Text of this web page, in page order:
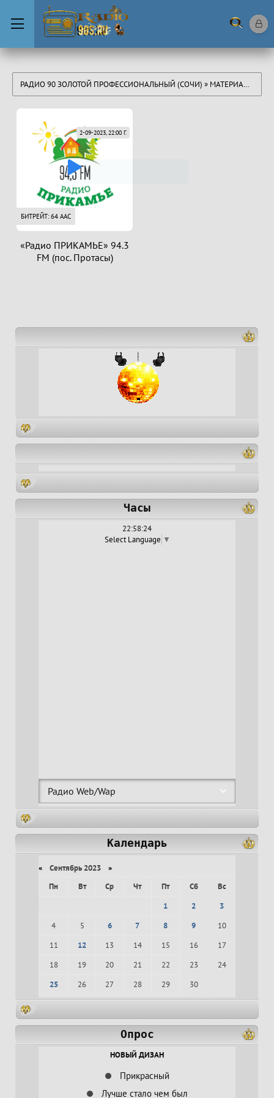
РАДИО 90 ЗОЛОТОЙ ПРОФЕССИОНАЛЬНЫЙ (СОЧИ) » МАТЕРИАЛЫ ЗА 02.09.2023
«Радио ПРИКАМЬЕ» 94.3
FM (пос. Протасы)
2-09-2023, 22:00 Г.
БИТРЕЙТ: 64 AAC
Часы
22:58:24
Select Language ▼
Календарь
« Сентябрь 2023 »
Пн
Вт Ср Чт Пт Сб
Вс
1
2
3
4
5 6 7 8 9
10
11
12 13 14 15 16
17
18
19 20 21 22 23
24
25
26 27 28 29 30
Опрос
НОВЫЙ ДИЗАН
Прикрасный
Лучше стало чем был